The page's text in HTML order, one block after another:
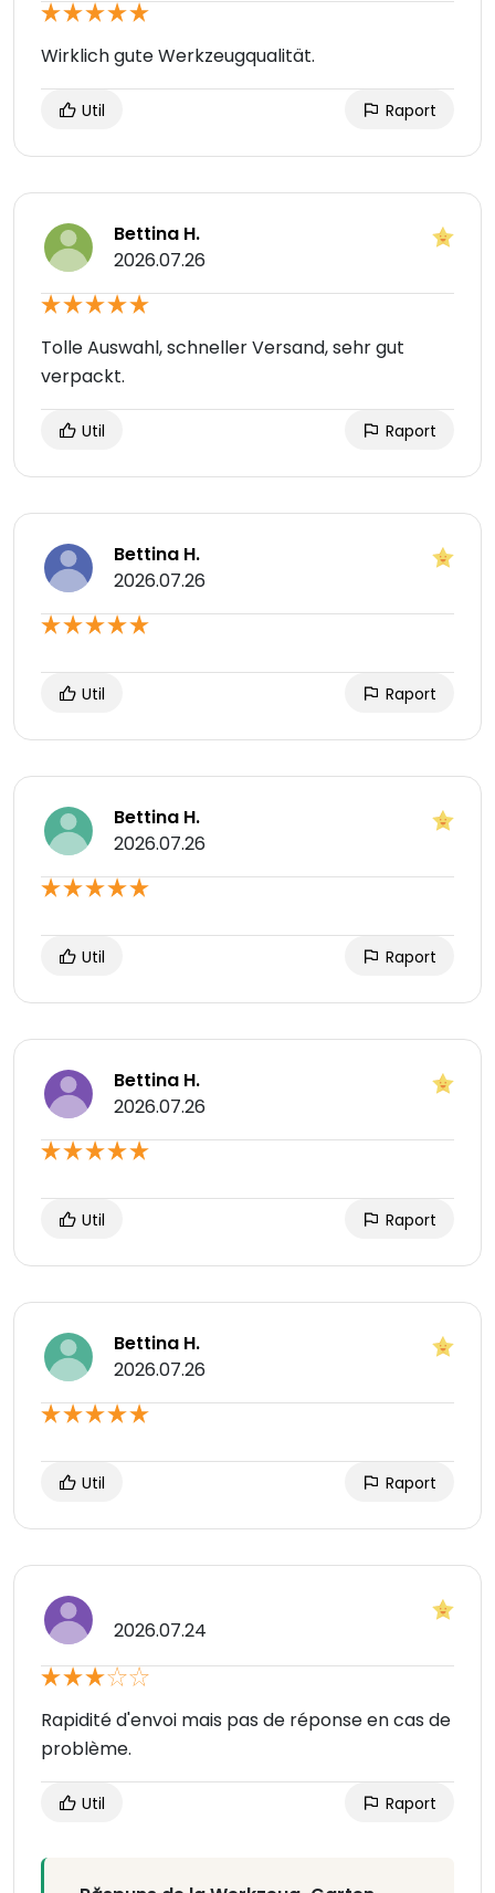
Wirklich gute Werkzeugqualität.
Util Raport
Bettina H.
2026.07.26
Tolle Auswahl, schneller Versand, sehr gut
verpackt.
Util Raport
Bettina H.
2026.07.26
Util Raport
Bettina H.
2026.07.26
Util Raport
Bettina H.
2026.07.26
Util Raport
Bettina H.
2026.07.26
Util Raport
2026.07.24
Rapidité d'envoi mais pas de réponse en cas de
problème.
Util Raport